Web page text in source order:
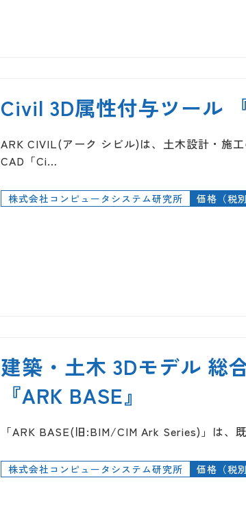
Civil 3D属性付与ツール
ARK CIVIL(アーク シビル)は、土木設計・施
CAD「Ci…
株式会社コンピュータシステム研究所 価格（税
建築・土木 3Dモデル 総
『ARK BASE』
「ARK BASE(旧:BIM/CIM Ark Series)」は
株式会社コンピュータシステム研究所 価格（税